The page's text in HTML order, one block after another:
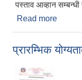
पस्ताव आव्हान
Read more
प्रारम्भिक